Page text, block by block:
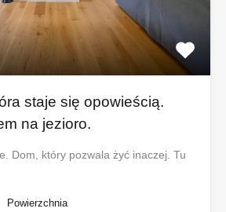
staje się opowieścią.
na jezioro.
Dom, który pozwala żyć inaczej. Tu
Powierzchnia